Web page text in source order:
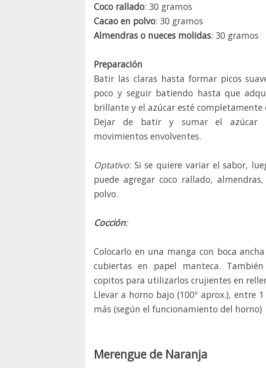
Coco rallado: 30 gramos
Cacao en polvo: 30 gramos
Almendras o nueces molidas: 30 gramos
Preparación
Batir las claras hasta formar picos
poco y seguir batiendo hasta que
brillante y el azúcar esté
Dejar de batir y sumar el azúcar
movimientos envolventes.
Optativo: Si se quiere variar el sabor,
puede agregar coco rallado,
polvo.
Cocción:
Colocarlo en una manga con boca
cubiertas en papel manteca.
copitos para utilizarlos crujientes en
Llevar a horno bajo (100º aprox.), entre
más (según el funcionamiento del horno)
Merengue de Naranja